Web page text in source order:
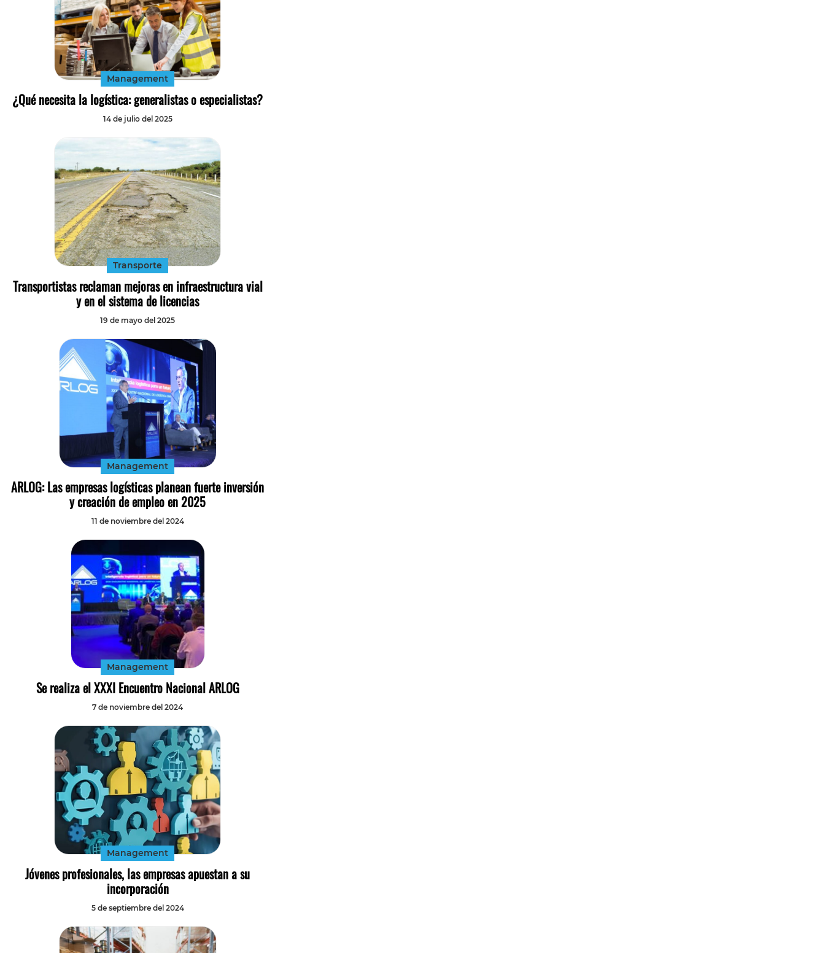
Management
¿Qué necesita la logística: generalistas o especialistas?
14 de julio del 2025
Transporte
Transportistas reclaman mejoras en infraestructura vial
y en el sistema de licencias
19 de mayo del 2025
Management
ARLOG: Las empresas logísticas planean fuerte inversión
y creación de empleo en 2025
11 de noviembre del 2024
Management
Se realiza el XXXI Encuentro Nacional ARLOG
7 de noviembre del 2024
Management
Jóvenes profesionales, las empresas apuestan a su
incorporación
5 de septiembre del 2024